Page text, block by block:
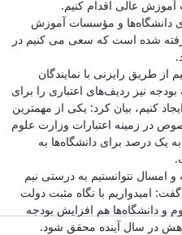
دانشگاه‌ها و مؤسسات آموزش
شده است که سعی می کنیم در
از طریق رایزنی با نمایندگان
نیز ردیف‌های اعتباری را برای
کنیم، بیان کرد: یکی از مهمترین
در زمینه اعتبارات وزارت علوم
یک درصد برای دانشگاه‌ها به
امسال نتوانستیم به درستی نیم
امیدواریم با نگاه مثبت دولت
دانشگاه‌ها هم افزایش بودجه
در سال آینده محقق شود.